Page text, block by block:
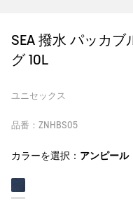
SEA 撥水 パッカ
グ 10L
ユニセックス
品番：ZNHBS05
カラーを選択： アンピール